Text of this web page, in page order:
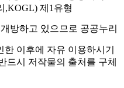
,KOGL) 제1유형
방하고 있으므로 공공누리
이후에 자유 이용하시기
드시 저작물의 출처를 구체